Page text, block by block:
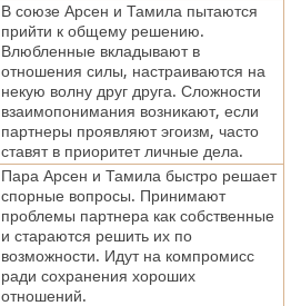
В союзе Арсен и Тамила пытаются
прийти к общему решению.
Влюбленные вкладывают в
отношения силы, настраиваются на
некую волну друг друга. Сложности
взаимопонимания возникают, если
партнеры проявляют эгоизм, часто
ставят в приоритет личные дела.
Пара Арсен и Тамила быстро решает
спорные вопросы. Принимают
проблемы партнера как собственные
и стараются решить их по
возможности. Идут на компромисс
ради сохранения хороших
отношений.